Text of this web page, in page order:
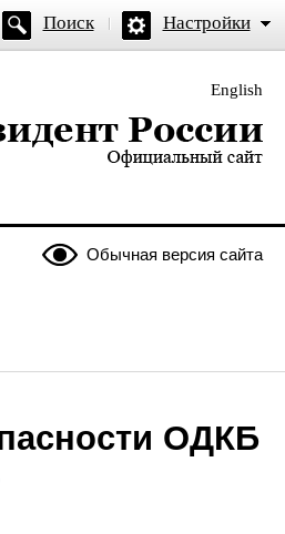
Поиск Настройки
English
— официальный сайт
Обычная версия сайта
ОДКБ